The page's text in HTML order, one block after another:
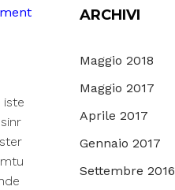
iste
ARCHIVI
Maggio 2018
Maggio 2017
Aprile 2017
Gennaio 2017
Settembre 2016